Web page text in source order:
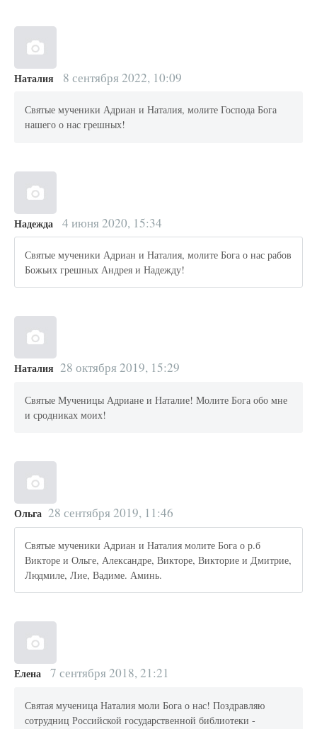
Наталия 8 сентября 2022, 10:09
Святые мученики Адриан и Наталия, молите Господа Бога
нашего о нас грешных!
Надежда 4 июня 2020, 15:34
Святые мученики Адриан и Наталия, молите Бога о нас рабов
Божьих грешных Андрея и Надежду!
Наталия 28 октября 2019, 15:29
Святые Мученицы Адриане и Наталие! Молите Бога обо мне
и сродниках моих!
Ольга 28 сентября 2019, 11:46
Святые мученики Адриан и Наталия молите Бога о р.б
Викторе и Ольге, Александре, Викторе, Викторие и Дмитрие,
Людмиле, Лие, Вадиме. Аминь.
Елена 7 сентября 2018, 21:21
Святая мученица Наталия моли Бога о нас! Поздравляю
сотрудниц Российской государственной библиотеки -